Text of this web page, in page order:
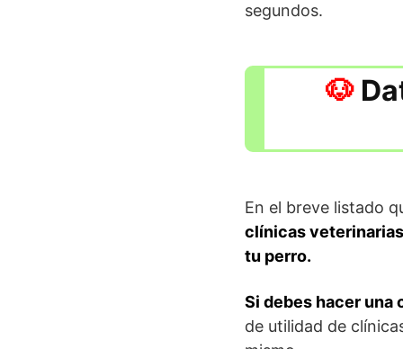
segundos.
En el breve listado
clínicas
tu perro.
Si debes hacer una
de utilidad de